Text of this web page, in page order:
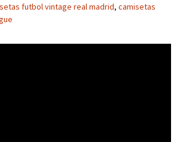
futbol vintage real madrid, camisetas